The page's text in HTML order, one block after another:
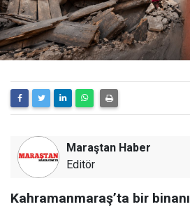
Maraştan Haber
Editör
Kahramanmaraş’ta bir